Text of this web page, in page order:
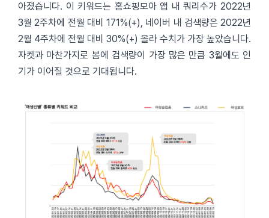
아졌습니다. 이 키워드는 홈쇼핑모아 앱 내 쿼리수가 2022년
3월 2주차에 전월 대비 171%(+), 네이버 내 검색량은 2022년
2월 4주차에 전월 대비 30%(+) 올라 수치가 가장 높았습니다.
자켓과 마찬가지로 봄에 검색량이 가장 많은 만큼 3월에도 인
기가 이어질 것으로 기대됩니다.